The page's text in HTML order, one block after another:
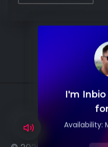
I'm Inbio
Availability: